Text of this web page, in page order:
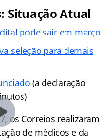
Situação Atual
pode sair em março
seleção para demais
(a declaração
os Correios realizaram
de médicos e da